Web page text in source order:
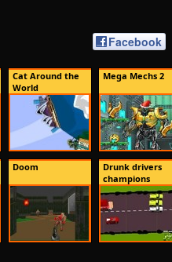
Facebook
Cat Around the
World
Mega Mechs 2
Doom
Drunk drivers
champions